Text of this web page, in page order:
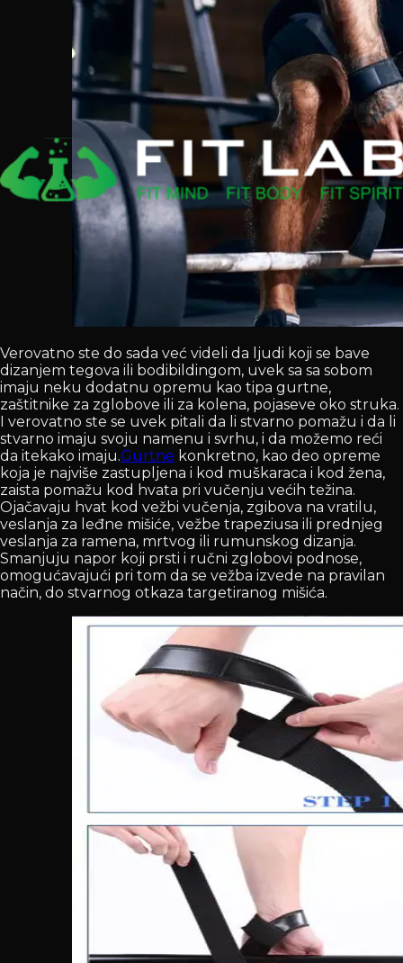
Verovatno ste do sada već videli da ljudi koji se bave
dizanjem tegova ili bodibildingom, uvek sa sa sobom
imaju neku dodatnu opremu kao tipa gurtne,
zaštitnike za zglobove ili za kolena, pojaseve oko struka.
I verovatno ste se uvek pitali da li stvarno pomažu i da li
stvarno imaju svoju namenu i svrhu, i da možemo reći
da itekako imaju.Gurtne konkretno, kao deo opreme
koja je najviše zastupljena i kod muškaraca i kod žena,
zaista pomažu kod hvata pri vučenju većih težina.
Ojačavaju hvat kod vežbi vučenja, zgibova na vratilu,
veslanja za leđne mišiće, vežbe trapeziusa ili prednjeg
veslanja za ramena, mrtvog ili rumunskog dizanja.
Smanjuju napor koji prsti i ručni zglobovi podnose,
omogućavajući pri tom da se vežba izvede na pravilan
način, do stvarnog otkaza targetiranog mišića.